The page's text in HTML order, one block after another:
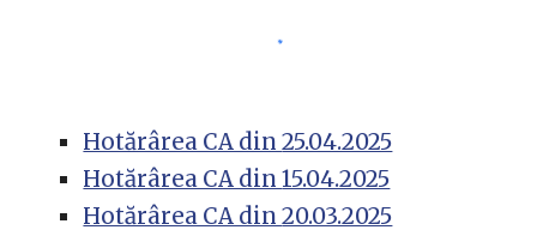
Hotărârea CA din25.04.2025
Hotărârea CA din15.04.2025
Hotărârea CA din20.03.2025